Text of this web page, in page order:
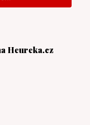
Heureka.cz